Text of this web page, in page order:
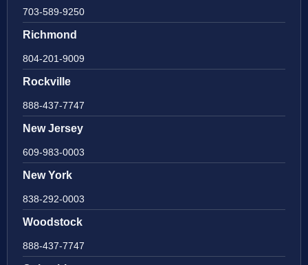
703-589-9250
Richmond
804-201-9009
Rockville
888-437-7747
New Jersey
609-983-0003
New York
838-292-0003
Woodstock
888-437-7747